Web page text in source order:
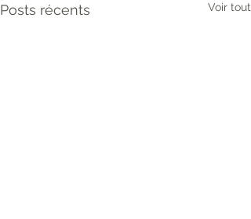
Posts récents Voir tout